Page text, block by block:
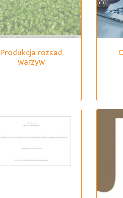
Produkcja rozsad
warzyw